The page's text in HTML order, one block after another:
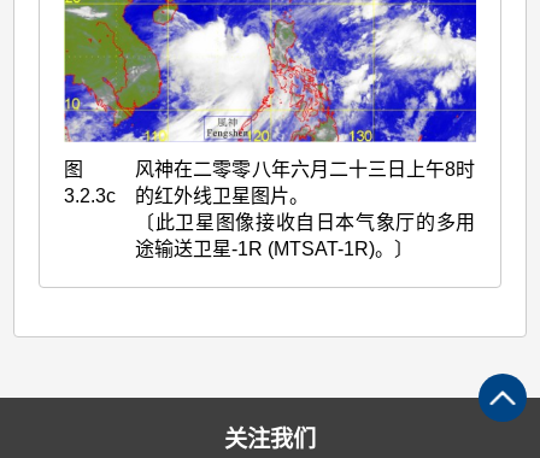
图
3.2.3c
风神在二零零八年六月二十三日上午8时
的红外线卫星图片。
〔此卫星图像接收自日本气象厅的多用
途输送卫星-1R (MTSAT-1R)。〕
关注我们